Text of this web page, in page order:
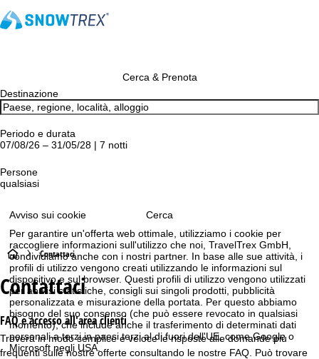
Avviso sui cookie
Per garantire un'offerta web ottimale, utilizziamo i cookie per
raccogliere informazioni sull'utilizzo che noi, TravelTrex GmbH,
condividiamo anche con i nostri partner. In base alle sue attività, i
profili di utilizzo vengono creati utilizzando le informazioni sul
dispositivo e sul browser. Questi profili di utilizzo vengono utilizzati
per analisi statistiche, consigli sui singoli prodotti, pubblicità
personalizzata e misurazione della portata. Per questo abbiamo
bisogno del suo consenso (che può essere revocato in qualsiasi
momento), che include anche il trasferimento di determinati dati
personali a terzi in paesi terzi al di fuori dell'UE, come Google o
Microsoft negli USA.
Cerca & Prenota
Destinazione
Periodo e durata
07/08/26 – 31/05/28 | 7 notti
Persone
qualsiasi
Cerca
H
o
m
e
Contattaci
Contattaci
FAQ e accesso all'area clienti
Troverà in modo semplice e veloce le risposte alle domande più
frequenti sulle nostre offerte consultando le nostre FAQ . Può trovare